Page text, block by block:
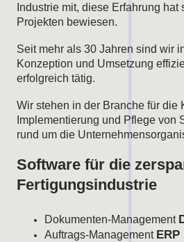
Industrie mit, diese Erfahrung
Projekten bewiesen.
Seit mehr als 30 Jahren sind wir
Konzeption und Umsetzung
erfolgreich tätig.
Wir stehen in der Branche für die
Implementierung und Pflege von
rund um die
Software für die
Fertigungsindustrie
Dokumenten-Management
Auftrags-Management ERP